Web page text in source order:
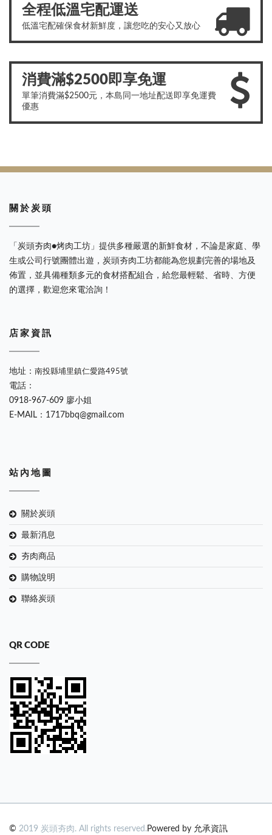
全程低溫宅配運送
低溫宅配確保食材新鮮度，讓您吃的安心又放心
消費滿$2500即享免運
單筆消費滿$2500元，本島同一地址配送即享免運費
優惠
關 於 炭 頭
「炭頭夯肉●烤肉工坊」提供多種嚴選的新鮮食材，不論是家庭、學
生或公司行號團體出遊，炭頭夯肉工坊都能為您規劃完善的場地及
佈置，並具備種類多元的食材搭配組合，給您最輕鬆、省時、方便
的選擇，歡迎您來電洽詢！
店 家 資 訊
地址： 南投縣埔里鎮仁愛路495號
電話：
0918-967-609 廖小姐
E-MAIL：1717bbq@gmail.com
站 內 地 圖
關於炭頭
最新消息
夯肉商品
購物說明
聯絡炭頭
QR CODE
© 2019 炭頭夯肉. All rights reserved.Powered by 允承資訊